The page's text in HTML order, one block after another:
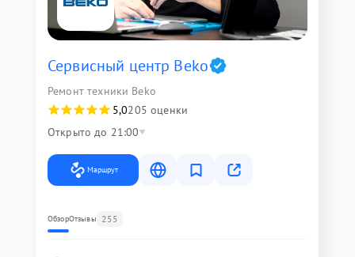
Сервисный центр Beko
Ремонт техники Beko
5,0205 оценки
Открыто до 21:00
Маршрут
ОбзорОтзывы 255